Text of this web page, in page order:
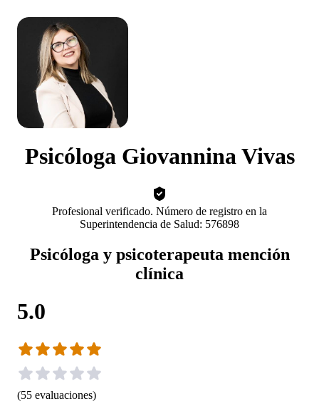
Psicóloga Giovannina Vivas
Profesional verificado. Número de registro en la
Superintendencia de Salud: 576898
Psicóloga y psicoterapeuta mención
clínica
5.0
(55 evaluaciones)